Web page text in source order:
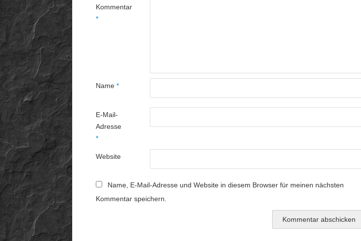
Kommentar
*
Name *
E-Mail-
Adresse
*
Website
Name, E-Mail-Adresse und Website in diesem Browser für meinen nächsten
Kommentar speichern.